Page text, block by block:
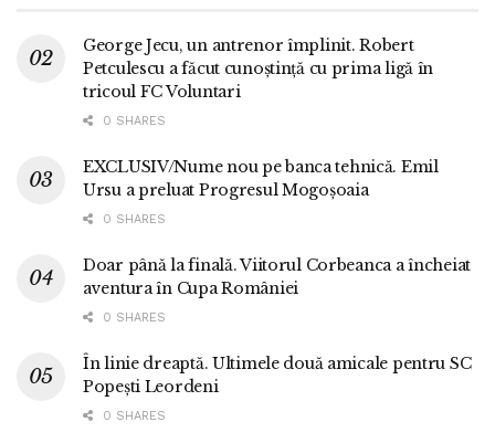
George Jecu, un antrenor împlinit. Robert
Petculescu a făcut cunoștință cu prima ligă în
tricoul FC Voluntari
0 SHARES
EXCLUSIV/Nume nou pe banca tehnică. Emil
Ursu a preluat Progresul Mogoșoaia
0 SHARES
Doar până la finală. Viitorul Corbeanca a încheiat
aventura în Cupa României
0 SHARES
În linie dreaptă. Ultimele două amicale pentru SC
Popești Leordeni
0 SHARES